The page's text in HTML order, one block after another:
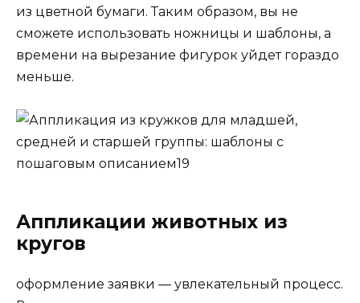
из цветной бумаги. Таким образом, вы не
сможете использовать ножницы и шаблоны, а
времени на вырезание фигурок уйдет гораздо
меньше.
Аппликации животных из
кругов
оформление заявки — увлекательный процесс.